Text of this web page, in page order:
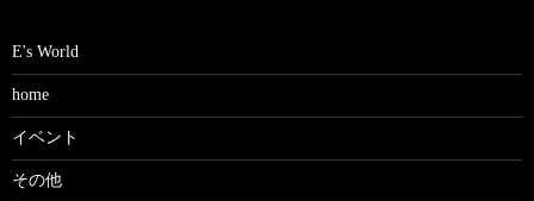
E's World
home
イベント
その他